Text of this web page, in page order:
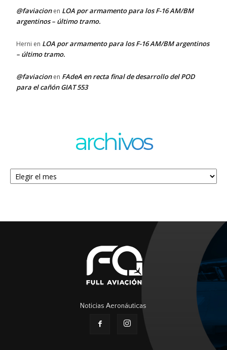
@faviacionen LOA por armamento para los F-16 AM/BM
argentinos – último tramo.
Herni en LOA por armamento para los F-16 AM/BM argentinos
– último tramo.
@faviacionen FAdeA en recta final de desarrollo del POD
para el cañón GIAT 553
archivos
Archivos
Noticias Aeronáuticas